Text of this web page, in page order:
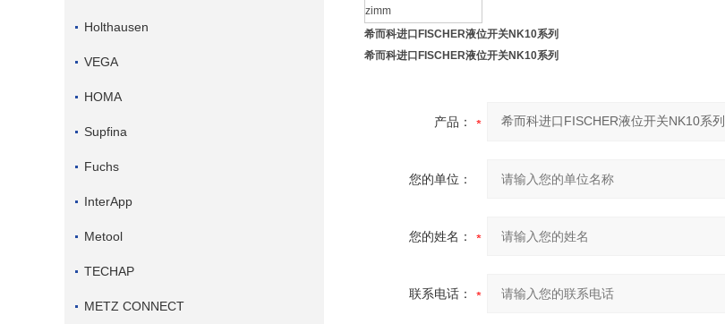
Holthausen
VEGA
HOMA
Supfina
Fuchs
InterApp
Metool
TECHAP
METZ CONNECT
zimm
希而科进口FISCHER液位开关NK10系列
希而科进口FISCHER液位开关NK10系列
产品：
您的单位：
您的姓名：
联系电话：